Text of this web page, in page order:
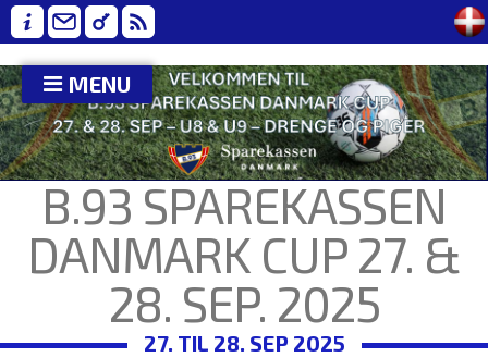
B.93 SPAREKASSEN
DANMARK CUP 27. &
28. SEP. 2025
27. TIL 28. SEP 2025
MENU